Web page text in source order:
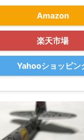
Amazon
楽天市場
Yahooショッピン